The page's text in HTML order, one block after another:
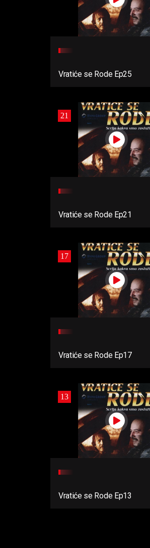
Vratiće se Rode Ep25
21
Vratiće se Rode Ep21
17
Vratiće se Rode Ep17
13
Vratiće se Rode Ep13